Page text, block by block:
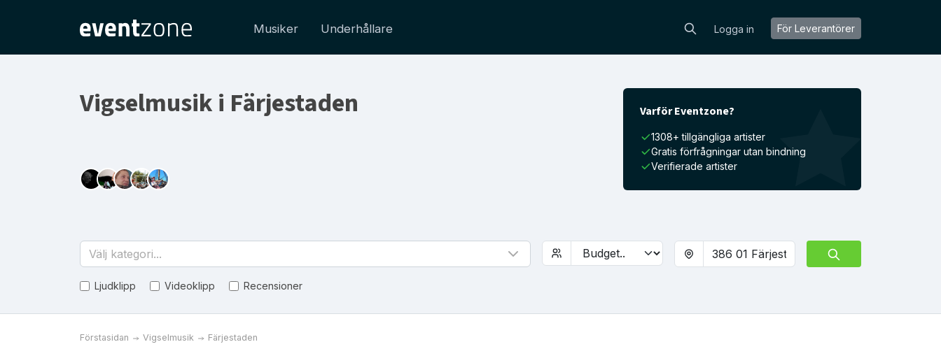
Musiker Underhållare Logga in För Leverantörer
Vigselmusik i Färjestaden Varför Eventzone?
1308+ tillgängliga artister
Gratis förfrågningar utan bindning
Verifierade artister
Välj kategori...
Ljudklipp Videoklipp Recensioner
Förstasidan Vigselmusik Färjestaden